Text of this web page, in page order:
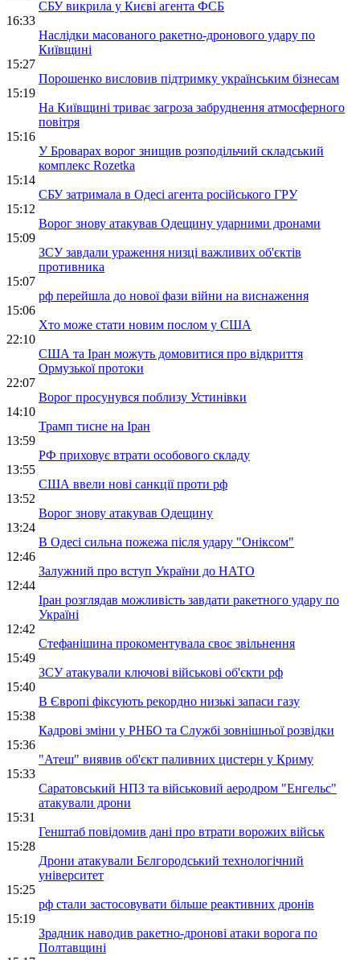
СБУ викрила у Києві агента ФСБ
16:33
Наслідки масованого ракетно-дронового удару по
Київщині
15:27
Порошенко висловив підтримку українським бізнесам
15:19
На Київщині триває загроза забруднення атмосферного
повітря
15:16
У Броварах ворог знищив розподільчий складський
комплекс Rozetka
15:14
СБУ затримала в Одесі агента російського ГРУ
15:12
Ворог знову атакував Одещину ударними дронами
15:09
ЗСУ завдали ураження низці важливих об'єктів
противника
15:07
рф перейшла до нової фази війни на виснаження
15:06
Хто може стати новим послом у США
22:10
США та Іран можуть домовитися про відкриття
Ормузької протоки
22:07
Ворог просунувся поблизу Устинівки
14:10
Трамп тисне на Іран
13:59
РФ приховує втрати особового складу
13:55
США ввели нові санкції проти рф
13:52
Ворог знову атакував Одещину
13:24
В Одесі сильна пожежа після удару "Оніксом"
12:46
Залужний про вступ України до НАТО
12:44
Іран розглядав можливість завдати ракетного удару по
Україні
12:42
Стефанішина прокоментувала своє звільнення
15:49
ЗСУ атакували ключові військові об'єкти рф
15:40
В Європі фіксують рекордно низькі запаси газу
15:38
Кадрові зміни у РНБО та Службі зовнішньої розвідки
15:36
"Атеш" виявив об'єкт паливних цистерн у Криму
15:33
Саратовський НПЗ та військовий аеродром "Енгельс"
атакували дрони
15:31
Генштаб повідомив дані про втрати ворожих військ
15:28
Дрони атакували Бєлгородський технологічний
університет
15:25
рф стали застосовувати більше реактивних дронів
15:19
Зрадник наводив ракетно-дронові атаки ворога по
Полтавщині